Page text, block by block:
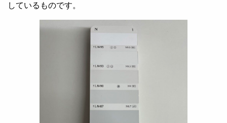
しているものです。